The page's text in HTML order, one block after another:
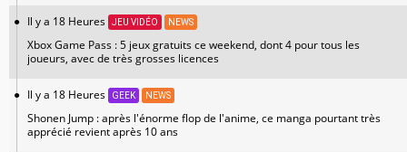
Il y a 18 Heures JEU VIDÉO NEWS
Xbox Game Pass : 5 jeux gratuits ce weekend, dont 4 pour tous les
joueurs, avec de très grosses licences
Il y a 18 Heures GEEK NEWS
Shonen Jump : après l'énorme flop de l'anime, ce manga pourtant très
apprécié revient après 10 ans